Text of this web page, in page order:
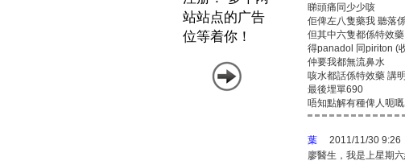
睇頭痛同少少咳
佢俾左八隻藥我 聽落
但其中六隻都係特效藥
得panadol 同piriton (
仲要我都無流鼻水
咳水都話係特效藥 講
最後埋單690
唔知點解有種俾人呃
葉
2011/11/30 9:26
廖醫生，我是上星期